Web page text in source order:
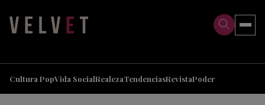
Cultura PopVida SocialRealezaTendenciasRevistaPoder